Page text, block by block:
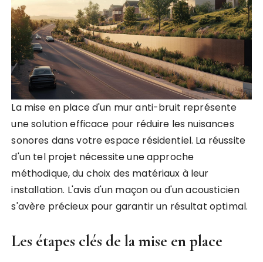
La mise en place d'un mur anti-bruit représente
une solution efficace pour réduire les nuisances
sonores dans votre espace résidentiel. La réussite
d'un tel projet nécessite une approche
méthodique, du choix des matériaux à leur
installation. L'avis d'un maçon ou d'un acousticien
s'avère précieux pour garantir un résultat optimal.
Les étapes clés de la mise en place